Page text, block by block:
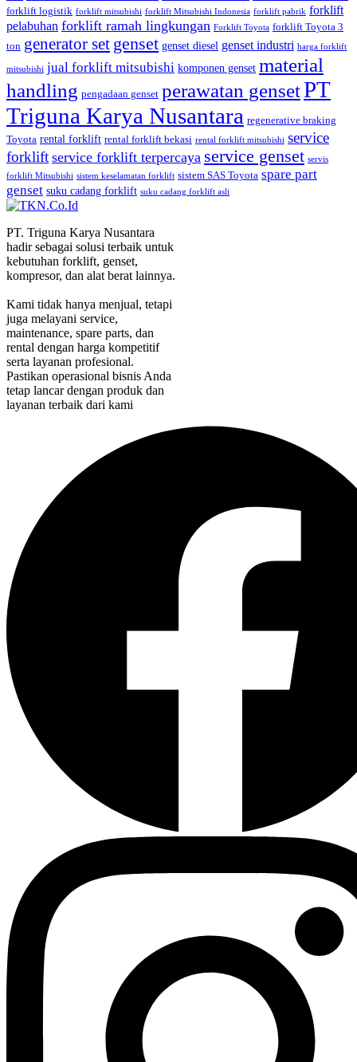
forklift logistik forklift mitsubishi forklift Mitsubishi Indonesia forklift pabrik forklift
pelabuhan forklift ramah lingkungan Forklift Toyota forklift Toyota 3
ton generator set genset genset diesel genset industri harga forklift
mitsubishi jual forklift mitsubishi komponen genset material
handling pengadaan genset perawatan gensetPT
Triguna Karya Nusantara regenerative braking
Toyota rental forklift rental forklift bekasi rental forklift mitsubishi service
forklift service forklift terpercaya service genset servis
forklift Mitsubishi sistem keselamatan forklift sistem SAS Toyota spare part
genset suku cadang forklift suku cadang forklift asli
PT. Triguna Karya Nusantara
hadir sebagai solusi terbaik untuk
kebutuhan forklift, genset,
kompresor, dan alat berat lainnya.
Kami tidak hanya menjual, tetapi
juga melayani service,
maintenance, spare parts, dan
rental dengan harga kompetitif
serta layanan profesional.
Pastikan operasional bisnis Anda
tetap lancar dengan produk dan
layanan terbaik dari kami